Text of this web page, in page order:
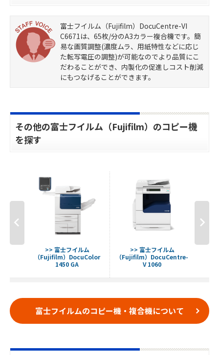
富士フイルム（Fujifilm）DocuCentre-VI
C6671は、65枚/分のA3カラー複合機です。簡
易な画質調整(濃度ムラ、用紙特性などに応じ
た転写電圧の調整)が可能なのでより品質にこ
だわることができ、内製化の促進しコスト削減
にもつなげることができます。
その他の富士フイルム（Fujifilm）のコピー機
を探す
>> 富士フイルム
（Fujifilm）DocuColor
1450 GA
>> 富士フイルム
（Fujifilm）DocuCentre-
V 1060
富士フイルムのコピー機・複合機について